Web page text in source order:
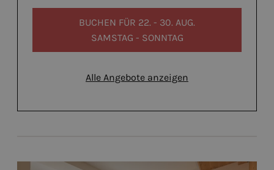
BUCHEN FÜR 22. - 30. AUG.
SAMSTAG - SONNTAG
Alle Angebote anzeigen